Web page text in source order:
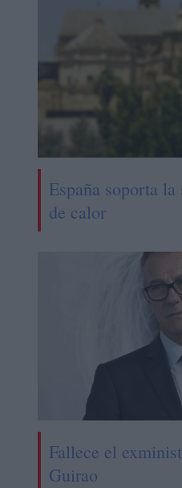
España soporta
de calor
Fallece el
Guirao